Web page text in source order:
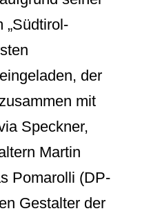
„Südtirol-
der
mit
Speckner,
Martin
Pomarolli (DP-
Gestalter der